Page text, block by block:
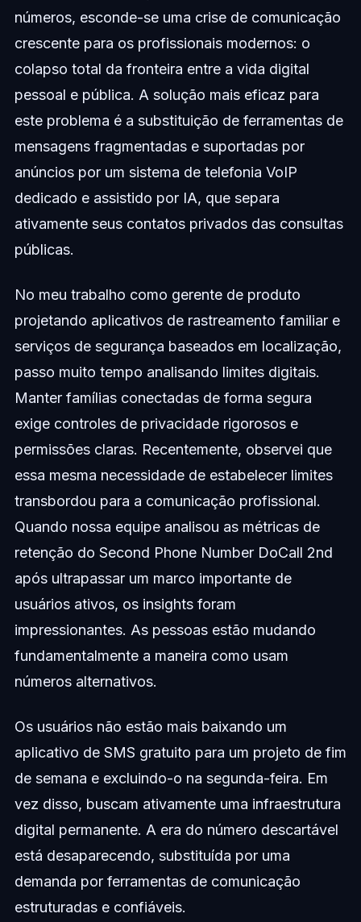
números, esconde-se uma crise de comunicação
crescente para os profissionais modernos: o
colapso total da fronteira entre a vida digital
pessoal e pública. A solução mais eficaz para
este problema é a substituição de ferramentas de
mensagens fragmentadas e suportadas por
anúncios por um sistema de telefonia VoIP
dedicado e assistido por IA, que separa
ativamente seus contatos privados das consultas
públicas.
No meu trabalho como gerente de produto
projetando aplicativos de rastreamento familiar e
serviços de segurança baseados em localização,
passo muito tempo analisando limites digitais.
Manter famílias conectadas de forma segura
exige controles de privacidade rigorosos e
permissões claras. Recentemente, observei que
essa mesma necessidade de estabelecer limites
transbordou para a comunicação profissional.
Quando nossa equipe analisou as métricas de
retenção do Second Phone Number DoCall 2nd
após ultrapassar um marco importante de
usuários ativos, os insights foram
impressionantes. As pessoas estão mudando
fundamentalmente a maneira como usam
números alternativos.
Os usuários não estão mais baixando um
aplicativo de SMS gratuito para um projeto de fim
de semana e excluindo-o na segunda-feira. Em
vez disso, buscam ativamente uma infraestrutura
digital permanente. A era do número descartável
está desaparecendo, substituída por uma
demanda por ferramentas de comunicação
estruturadas e confiáveis.